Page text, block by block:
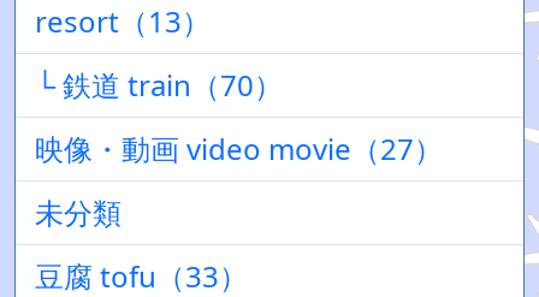
resort（13）
└ 鉄道 train（70）
映像・動画 video movie（27）
未分類
豆腐 tofu（33）